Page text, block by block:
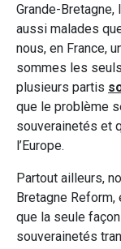
Grande-Bretagne,
aussi malades
nous, en France,
sommes les
plusieurs partis
que le problème
souverainetés et
l’Europe.
Partout ailleurs,
Bretagne Reform,
que la seule
souverainetés